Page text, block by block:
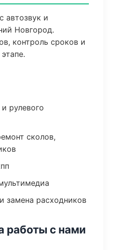
автозвук и
Новгород.
контроль сроков и
рулевого
сколов,
замена расходников
работы с нами